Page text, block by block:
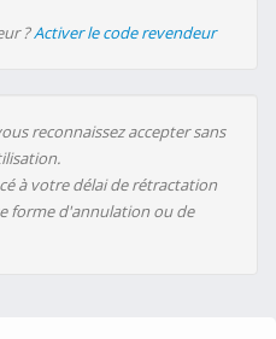
?Activer le code revendeur
reconnaissez accepter sans
à votre délai de rétractation
forme d'annulation ou de